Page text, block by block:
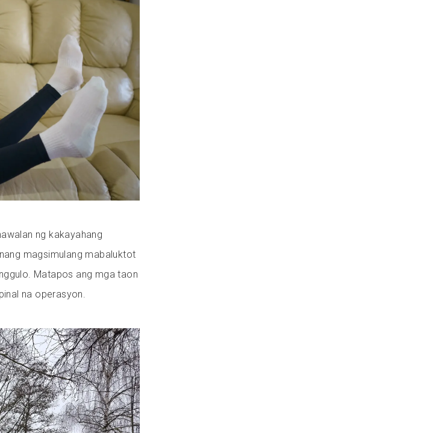
ng kakayahang
magsimulang mabaluktot
Matapos ang mga taon
na operasyon.